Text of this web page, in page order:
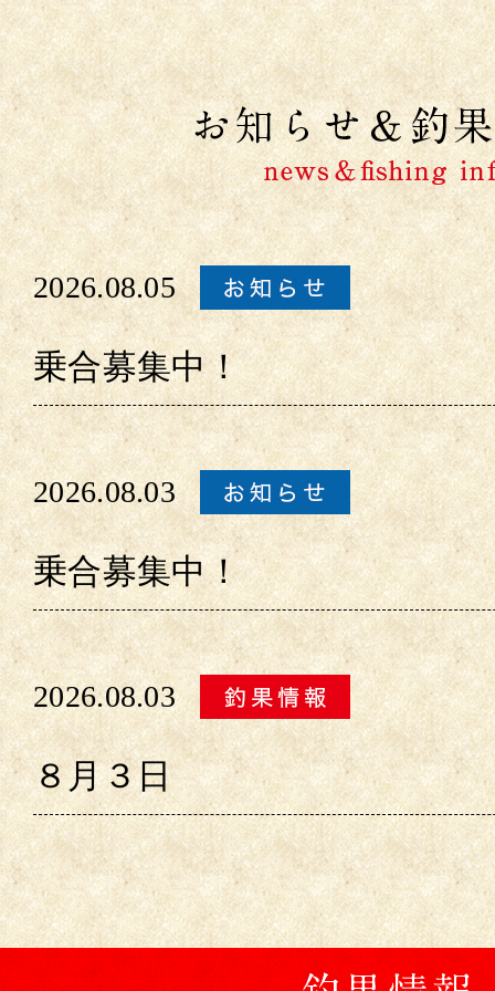
2026.08.05
乗合募集中！
2026.08.03
乗合募集中！
2026.08.03
８月３日